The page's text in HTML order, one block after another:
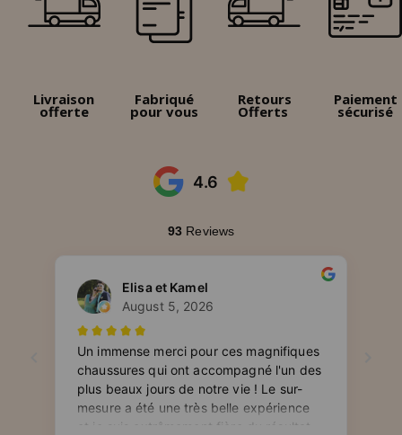
Livraison
offerte
Fabriqué
pour vous
Retours
Offerts
Paiement
sécurisé